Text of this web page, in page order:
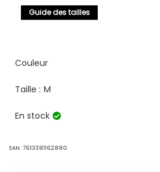
Guide des tailles
Couleur
Taille : M
En stock
EAN: 7613381162880